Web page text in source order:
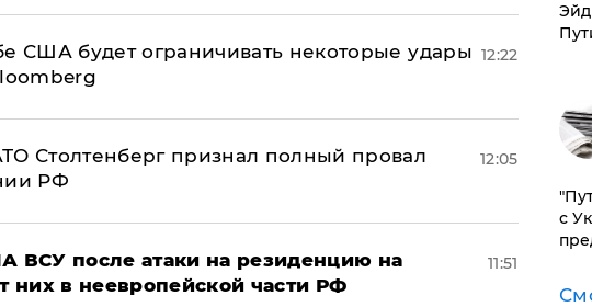
США будет ограничивать некоторые удары 12:22
Столтенберг признал полный провал
РФ
12:05
ВСУ после атаки на резиденцию на
них в неевропейской части РФ
11:51
с